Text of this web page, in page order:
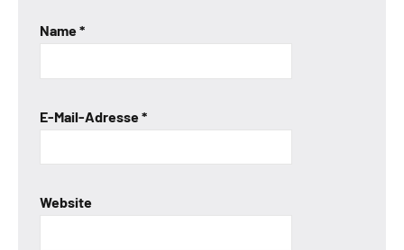
Name*
E-Mail-Adresse*
Website